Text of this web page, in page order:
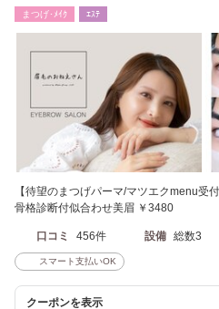
まつげ･ﾒｲｸ ｴｽﾃ
【待望のまつげパーマ/マツエクmenu
骨格診断付似合わせ美眉 ￥3480
口コミ 456件 設備 総数3
スマート支払いOK
クーポンを表示